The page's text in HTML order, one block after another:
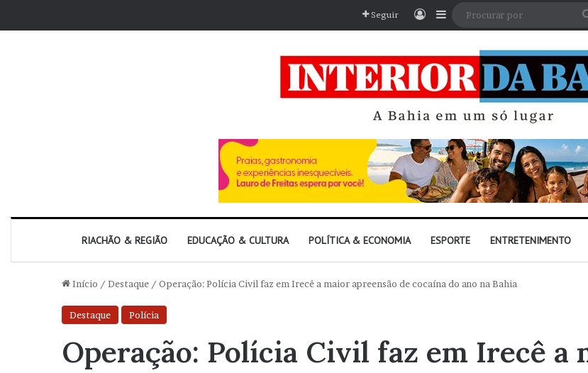
Seguir EntrarBarra Lateral
RIACHÃO & REGIÃO EDUCAÇÃO & CULTURA POLÍTICA & ECONOMIA ESPORTE ENTRETENIMENTO
Início / Destaque / Operação: Polícia Civil faz em Irecê a maior apreensão de cocaína do ano na Bahia
Destaque Polícia
Operação: Polícia Civil faz em Irecê a